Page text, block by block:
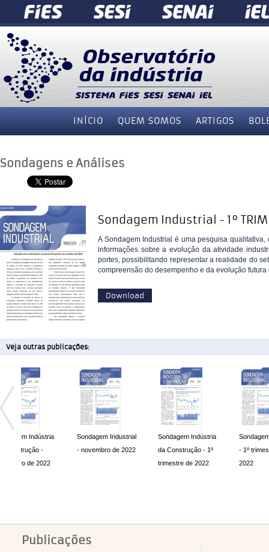
INÍCIO QUEM SOMOS ARTIGOS
Sondagens e Análises
Sondagem Industrial - 1º
A Sondagem Industrial é uma pesquisa
informações sobre a evolução da atividade
portes, possibilitando representar a realidade do
compreensão do desempenho e da evolução
Download
Veja outras publicações:
Industrial
de 2022
Sondagem Indústria
da Construção - 1º
Sondagem Industrial
- 1º trimestre de
2022
da
Publicações